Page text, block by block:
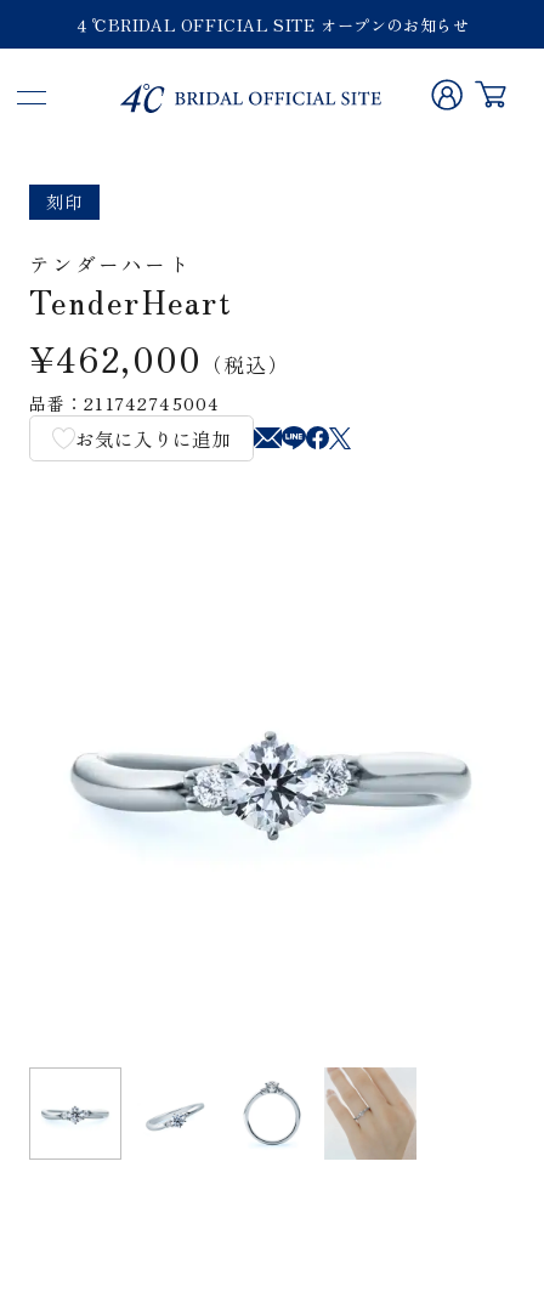
４℃BRIDAL OFFICIAL SITE オープンのお知らせ
刻印
テンダーハート
TenderHeart
¥462,000 （税込）
品番：211742745004
お気に入りに追加